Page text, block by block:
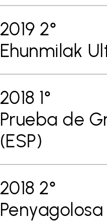
2019 2°
Ehunmilak
2018 1°
Prueba de
(ESP)
2018 2°
Penyagolosa